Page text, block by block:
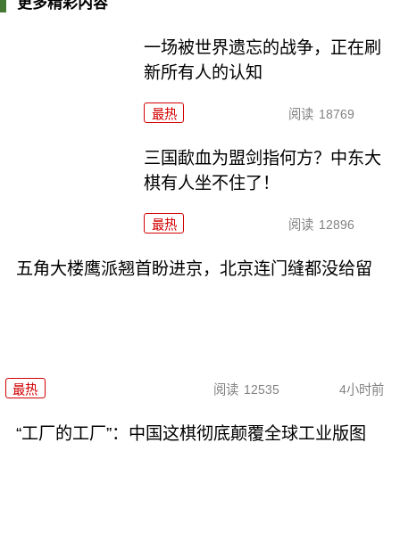
一场被世界遗忘的战争，正在刷
新所有人的认知
最热 阅读 18769
三国歃血为盟剑指何方？中东大
棋有人坐不住了！
最热 阅读 12896
五角大楼鹰派翘首盼进京，北京连门缝都没给留
最热 阅读 12535 4小时前
“工厂的工厂”：中国这棋彻底颠覆全球工业版图